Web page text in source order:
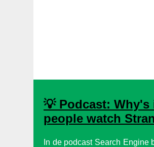
💡 Podcast:
people watch
In de podcast Search Engine